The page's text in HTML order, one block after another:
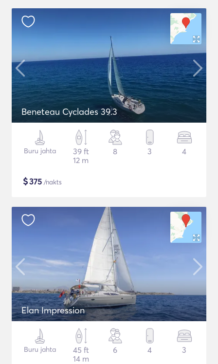
Beneteau Cyclades 39.3
Buru jahta
39 ft
12 m
8 3 4
$375 /nakts
Elan Impression
Buru jahta
45 ft
14 m
6 4 3